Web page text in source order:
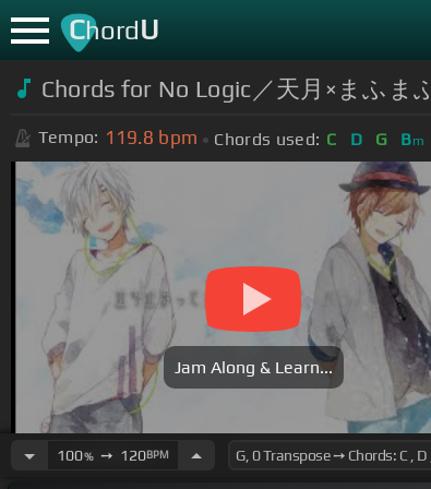
ChordU
Chords for No Logic／天月×まふま
Tempo: 119.8 bpm Chords used: C D G Bm
Jam Along & Learn...
100%➙ 120BPM